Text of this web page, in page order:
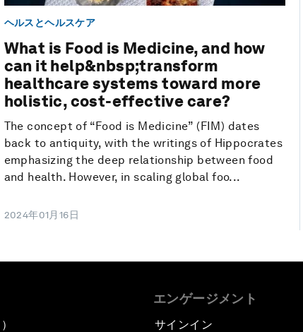
ヘルスとヘルスケア
What is Food is Medicine, and how
can it help&nbsp;transform
healthcare systems toward more
holistic, cost-effective care?
The concept of “Food is Medicine” (FIM) dates
back to antiquity, with the writings of Hippocrates
emphasizing the deep relationship between food
and health. However, in scaling global foo...
2024年01月16日
エンゲージメント
サインイン